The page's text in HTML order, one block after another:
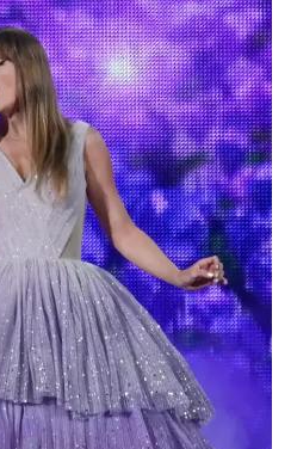
Podcast
Infographic
Shorts video
VTV Thể thao
Bất động sản